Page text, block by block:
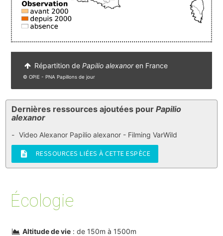
Répartition dePapilio alexanoren France
© OPIE - PNA Papillons de jour
Dernières ressources ajoutées pour Papilio
alexanor
Video Alexanor Papilio alexanor - Filming VarWild
description RESSOURCES LIÉES À CETTE ESPÈCE
Écologie
Altitude de vie: de 150m à 1500m